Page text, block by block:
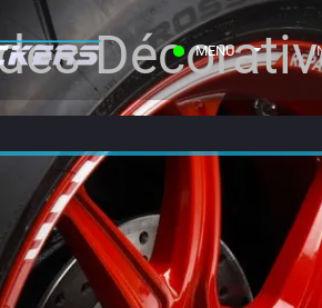
MENU